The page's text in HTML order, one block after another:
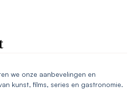
we onze aanbevelingen en
kunst, films, series en gastronomie.